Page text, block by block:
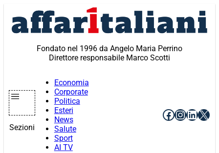
contenuto
Fondato nel 1996 da Angelo Maria Perrino
Direttore responsabile Marco Scotti
Sezioni
Economia
Corporate
Politica
Esteri
News
Salute
Sport
AI TV
Facebook
X